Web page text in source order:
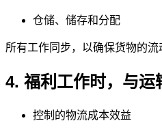
仓储、储存和分配
所有工作同步，以确保货物的流
4. 福利工作时，与运
控制的物流成本效益